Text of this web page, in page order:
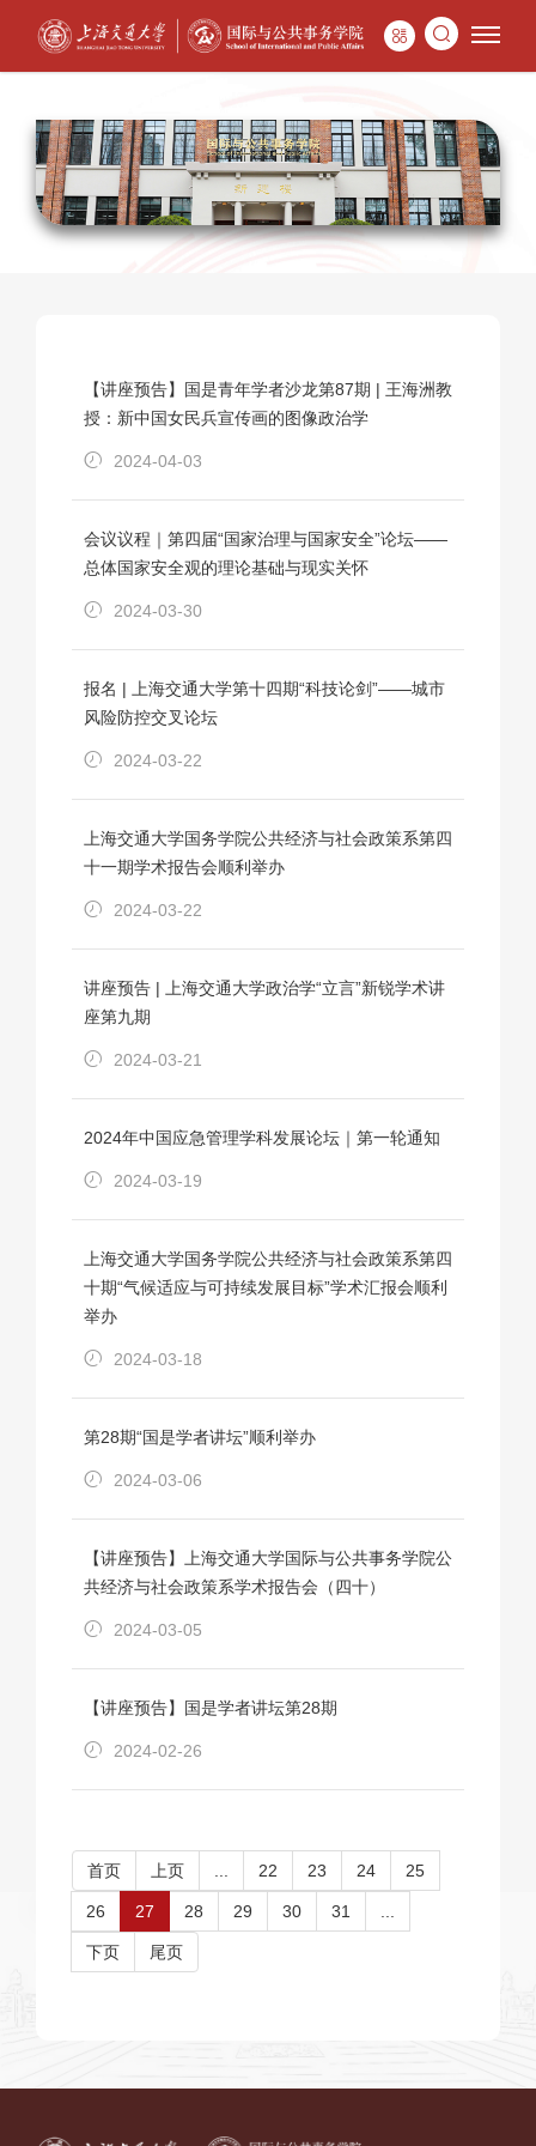
【讲座预告】国是青年学者沙龙第87期 | 王海洲教
授：新中国女民兵宣传画的图像政治学
2024-04-03
会议议程｜第四届“国家治理与国家安全”论坛——
总体国家安全观的理论基础与现实关怀
2024-03-30
报名 | 上海交通大学第十四期“科技论剑”——城市
风险防控交叉论坛
2024-03-22
上海交通大学国务学院公共经济与社会政策系第四
十一期学术报告会顺利举办
2024-03-22
讲座预告 | 上海交通大学政治学“立言”新锐学术讲
座第九期
2024-03-21
2024年中国应急管理学科发展论坛｜第一轮通知
2024-03-19
上海交通大学国务学院公共经济与社会政策系第四
十期“气候适应与可持续发展目标”学术汇报会顺利
举办
2024-03-18
第28期“国是学者讲坛”顺利举办
2024-03-06
【讲座预告】上海交通大学国际与公共事务学院公
共经济与社会政策系学术报告会（四十）
2024-03-05
【讲座预告】国是学者讲坛第28期
2024-02-26
首页 上页 22 23 24 25
26 27 28 29 30 31
下页 尾页